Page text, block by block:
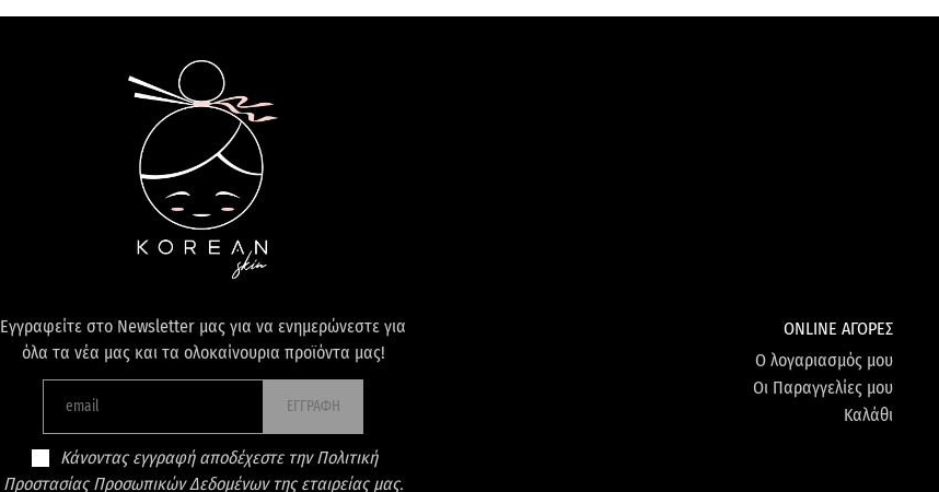
Εγγραφείτε στο Newsletter μας για να ενημερώνεστε για
όλα τα νέα μας και τα ολοκαίνουρια προϊόντα μας!
ΕΓΓΡΑΦΗ
Κάνοντας εγγραφή αποδέχεστε την Πολιτική
Προστασίας Προσωπικών Δεδομένων της εταιρείας μας.
ONLINE ΑΓΟΡΕΣ
Ο λογαριασμός μου
Οι Παραγγελίες μου
Καλάθι